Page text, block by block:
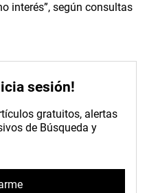
interés”, según consultas
sesión!
gratuitos, alertas
de Búsqueda y